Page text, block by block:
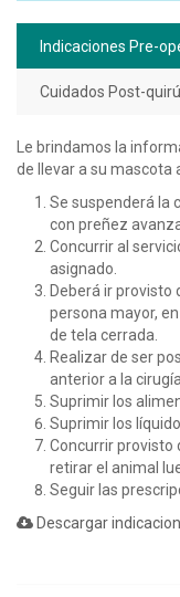
Indicaciones Pre-
Cuidados Post-
Le brindamos la
de llevar a su mascota
Se suspenderá la
con preñez
Concurrir al
asignado.
Deberá ir provisto
persona mayor,
de tela cerrada.
Realizar de ser
anterior a la cirugía.
Suprimir los
Suprimir los
Concurrir provisto
retirar el animal
Seguir las
Descargar